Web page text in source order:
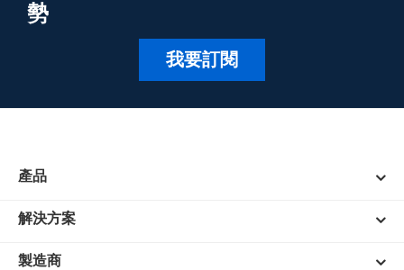
勢
我要訂閱
產品
解決方案
製造商